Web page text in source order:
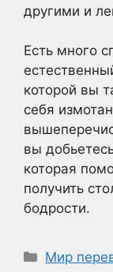
другими и
Есть много
которой вы
себя
вы
которая
получить
бодрости.
Рубрики
Мир